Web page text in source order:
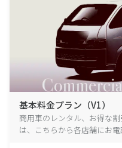
基本料金プラン（V1）
商用車のレンタル、お得な
は、こちらから各店舗にお電